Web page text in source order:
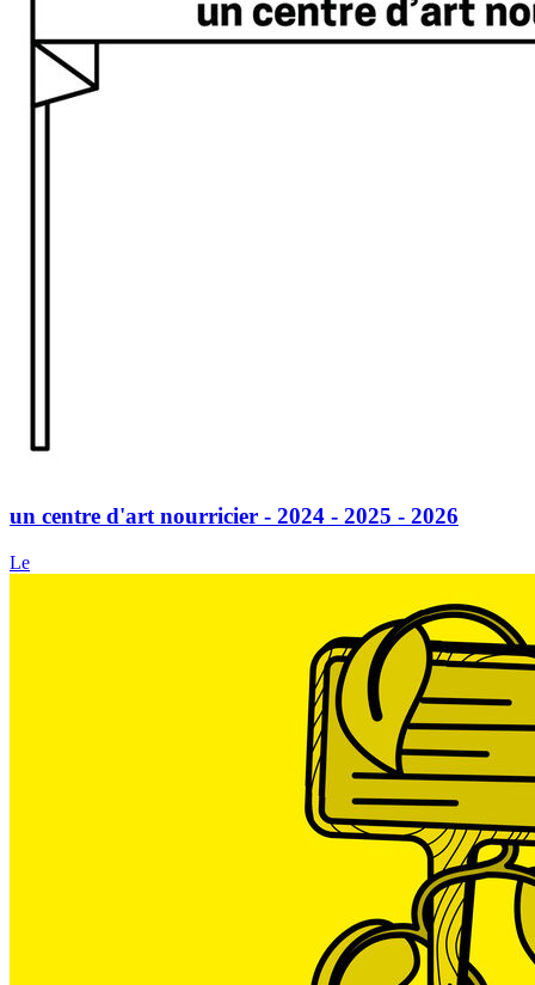
un centre d'art nourricier - 2024 - 2025 - 2026
Le